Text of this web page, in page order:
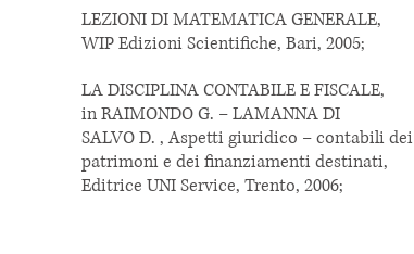
LEZIONI DI MATEMATICA GENERALE,
WIP Edizioni Scientifiche, Bari, 2005;
LA DISCIPLINA CONTABILE E FISCALE,
in RAIMONDO G. – LAMANNA DI
SALVO D. , Aspetti giuridico – contabili dei
patrimoni e dei finanziamenti destinati,
Editrice UNI Service, Trento, 2006;